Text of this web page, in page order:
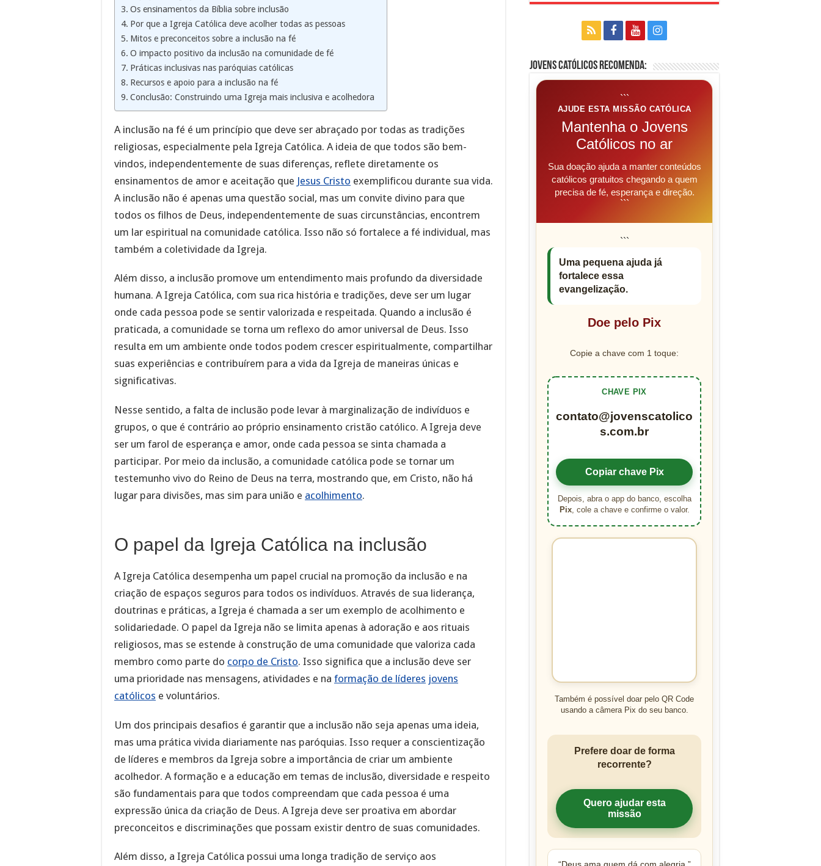
Os ensinamentos da Bíblia sobre inclusão
Por que a Igreja Católica deve acolher todas as pessoas
Mitos e preconceitos sobre a inclusão na fé
O impacto positivo da inclusão na comunidade de fé
Práticas inclusivas nas paróquias católicas
Recursos e apoio para a inclusão na fé
Conclusão: Construindo uma Igreja mais inclusiva e acolhedora
A inclusão na fé é um princípio que deve ser abraçado por todas as tradições
religiosas, especialmente pela Igreja Católica. A ideia de que todos são bem-
vindos, independentemente de suas diferenças, reflete diretamente os
ensinamentos de amor e aceitação que Jesus Cristo exemplificou durante sua vida.
A inclusão não é apenas uma questão social, mas um convite divino para que
todos os filhos de Deus, independentemente de suas circunstâncias, encontrem
um lar espiritual na comunidade católica. Isso não só fortalece a fé individual, mas
também a coletividade da Igreja.
Além disso, a inclusão promove um entendimento mais profundo da diversidade
humana. A Igreja Católica, com sua rica história e tradições, deve ser um lugar
onde cada pessoa pode se sentir valorizada e respeitada. Quando a inclusão é
praticada, a comunidade se torna um reflexo do amor universal de Deus. Isso
resulta em um ambiente onde todos podem crescer espiritualmente, compartilhar
suas experiências e contribuírem para a vida da Igreja de maneiras únicas e
significativas.
Nesse sentido, a falta de inclusão pode levar à marginalização de indivíduos e
grupos, o que é contrário ao próprio ensinamento cristão católico. A Igreja deve
ser um farol de esperança e amor, onde cada pessoa se sinta chamada a
participar. Por meio da inclusão, a comunidade católica pode se tornar um
testemunho vivo do Reino de Deus na terra, mostrando que, em Cristo, não há
lugar para divisões, mas sim para união e acolhimento.
O papel da Igreja Católica na inclusão
A Igreja Católica desempenha um papel crucial na promoção da inclusão e na
criação de espaços seguros para todos os indivíduos. Através de sua liderança,
doutrinas e práticas, a Igreja é chamada a ser um exemplo de acolhimento e
solidariedade. O papel da Igreja não se limita apenas à adoração e aos rituais
religiosos, mas se estende à construção de uma comunidade que valoriza cada
membro como parte do corpo de Cristo. Isso significa que a inclusão deve ser
uma prioridade nas mensagens, atividades e na formação de líderes jovens
católicos e voluntários.
Um dos principais desafios é garantir que a inclusão não seja apenas uma ideia,
mas uma prática vivida diariamente nas paróquias. Isso requer a conscientização
de líderes e membros da Igreja sobre a importância de criar um ambiente
acolhedor. A formação e a educação em temas de inclusão, diversidade e respeito
são fundamentais para que todos compreendam que cada pessoa é uma
expressão única da criação de Deus. A Igreja deve ser proativa em abordar
preconceitos e discriminações que possam existir dentro de suas comunidades.
Além disso, a Igreja Católica possui uma longa tradição de serviço aos
Jovens Católicos Recomenda:
```
AJUDE ESTA MISSÃO CATÓLICA
Mantenha o Jovens
Católicos no ar
Sua doação ajuda a manter conteúdos
católicos gratuitos chegando a quem
precisa de fé, esperança e direção.
```
```
Uma pequena ajuda já
fortalece essa
evangelização.
Doe pelo Pix
Copie a chave com 1 toque:
CHAVE PIX
contato@jovenscatolico
s.com.br
Copiar chave Pix
Depois, abra o app do banco, escolha
Pix, cole a chave e confirme o valor.
Também é possível doar pelo QR Code
usando a câmera Pix do seu banco.
Prefere doar de forma
recorrente?
Quero ajudar esta
missão